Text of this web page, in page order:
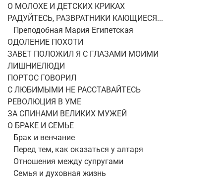
О МОЛОХЕ И ДЕТСКИХ КРИКАХ
РАДУЙТЕСЬ, РАЗВРАТНИКИ КАЮЩИЕСЯ...
Преподобная Мария Египетская
ОДОЛЕНИЕ ПОХОТИ
ЗАВЕТ ПОЛОЖИЛ Я С ГЛАЗАМИ МОИМИ
ЛИШНИЕЛЮДИ
ПОРТОС ГОВОРИЛ
С ЛЮБИМЫМИ НЕ РАССТАВАЙТЕСЬ
РЕВОЛЮЦИЯ В УМЕ
ЗА СПИНАМИ ВЕЛИКИХ МУЖЕЙ
О БРАКЕ И СЕМЬЕ
Брак и венчание
Перед тем, как оказаться у алтаря
Отношения между супругами
Семья и духовная жизнь